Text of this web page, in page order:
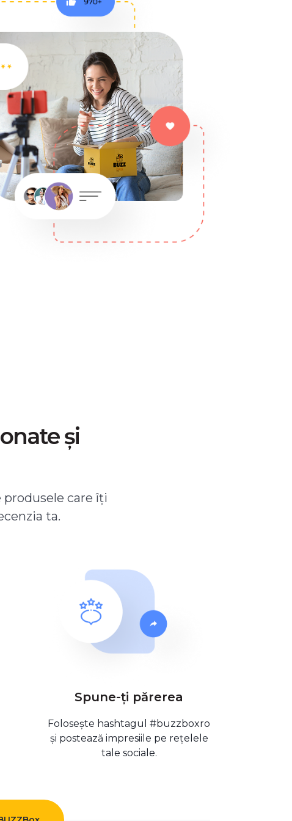
și
care îți
ta.
Spune-ți părerea
Folosește hashtagul #buzzboxro
și postează impresiile pe rețelele
tale sociale.